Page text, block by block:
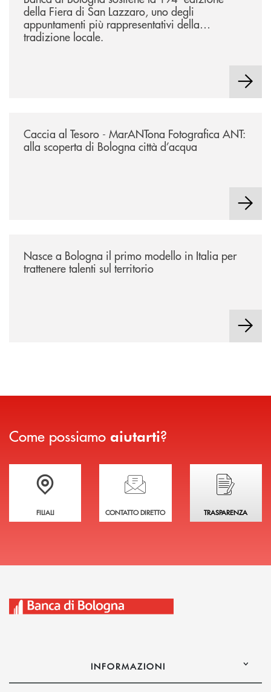
della Fiera di San Lazzaro, uno degli
appuntamenti più rappresentativi della
tradizione locale.
Caccia al Tesoro - MarANTona Fotografica ANT:
alla scoperta di Bologna città d’acqua
Nasce a Bologna il primo modello in Italia per
trattenere talenti sul territorio
Come possiamo aiutarti?
Trova la filiale più vicina a te
FILIALI
Hai bisogno di assistenza immediata?
CONTATTO DIRETTO
Hai bisogno di
TRASPARENZA
INFORMAZIONI